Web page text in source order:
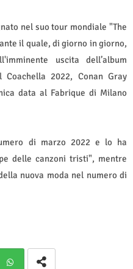
nel suo tour mondiale "The
il quale, di giorno in giorno,
uscita dell’album
2022, Conan Gray
data al Fabrique di Milano
di marzo 2022 e lo ha
delle canzoni tristi", mentre
nuova moda nel numero di